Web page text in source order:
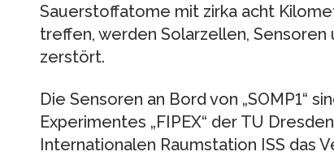
Sauerstoffatome mit zirka acht
treffen, werden Solarzellen,
zerstört.
Die Sensoren an Bord von „SOMP1“
Experimentes „FIPEX“ der TU
Internationalen Raumstation ISS das